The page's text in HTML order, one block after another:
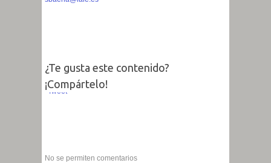
¿Te gusta este contenido?
¡Compártelo!
Tweet
No se permiten comentarios